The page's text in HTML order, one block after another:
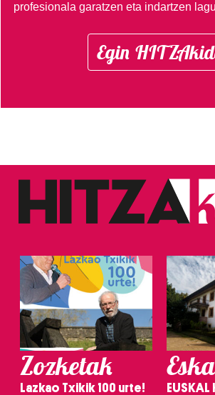
profesionala garatzen eta indartzen
Egin
Zozketak
Lazkao Txikik 100 urte!
EUSKAL